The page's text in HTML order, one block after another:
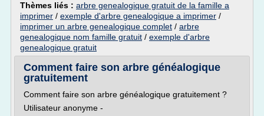
Thèmes liés : arbre genealogique gratuit de la famille a
imprimer / exemple d'arbre genealogique a imprimer /
imprimer un arbre genealogique complet / arbre
genealogique nom famille gratuit / exemple d'arbre
genealogique gratuit
Comment faire son arbre généalogique
gratuitement
Comment faire son arbre généalogique gratuitement ?
Utilisateur anonyme -